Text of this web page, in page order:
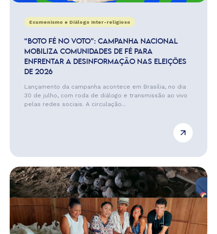
Ecumenismo e Diálogo Inter-religioso
“BOTO FÉ NO VOTO”: CAMPANHA NACIONAL
MOBILIZA COMUNIDADES DE FÉ PARA
ENFRENTAR A DESINFORMAÇÃO NAS ELEIÇÕES
DE 2026
Lançamento da campanha acontece em Brasília, no dia
30 de julho, com roda de diálogo e transmissão ao vivo
pelas redes sociais. A circulação...